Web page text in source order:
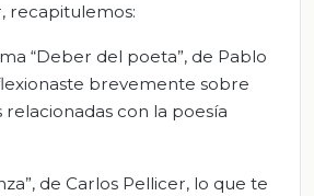
recapitulemos:
“Deber del poeta”, de Pablo
brevemente sobre
relacionadas con la poesía
de Carlos Pellicer, lo que te